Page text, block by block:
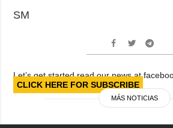
SM
Let’s get started read our news at
CLICK HERE FOR SUBSCRIBE
MÁS NOTICIAS